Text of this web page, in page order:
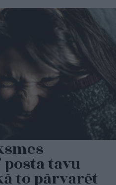
tavu
to pārvarēt